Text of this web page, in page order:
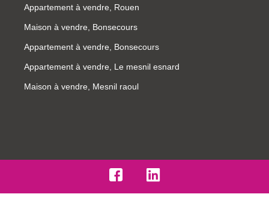
Appartement à vendre, Rouen
Maison à vendre, Bonsecours
Appartement à vendre, Bonsecours
Appartement à vendre, Le mesnil esnard
Maison à vendre, Mesnil raoul